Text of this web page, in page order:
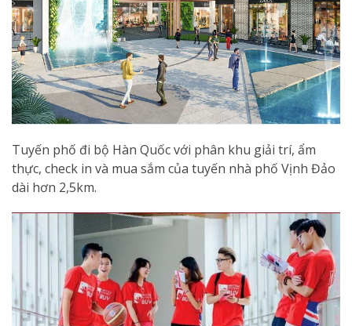
Tuyến phố đi bộ Hàn Quốc với phân khu giải trí, ẩm
thực, check in và mua sắm của tuyến nhà phố Vịnh Đảo
dài hơn 2,5km.